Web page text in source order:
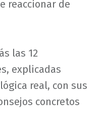
reaccionar de
las 12
explicadas
real, con sus
concretos